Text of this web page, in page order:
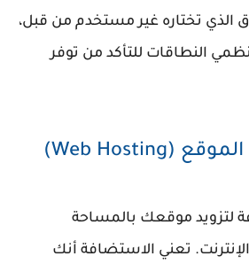
الذي تختاره غير مستخدم من قبل،
النطاقات للتأكد من توفر
لتزويد موقعك بالمساحة
الإنترنت. تعني الاستضافة أنك